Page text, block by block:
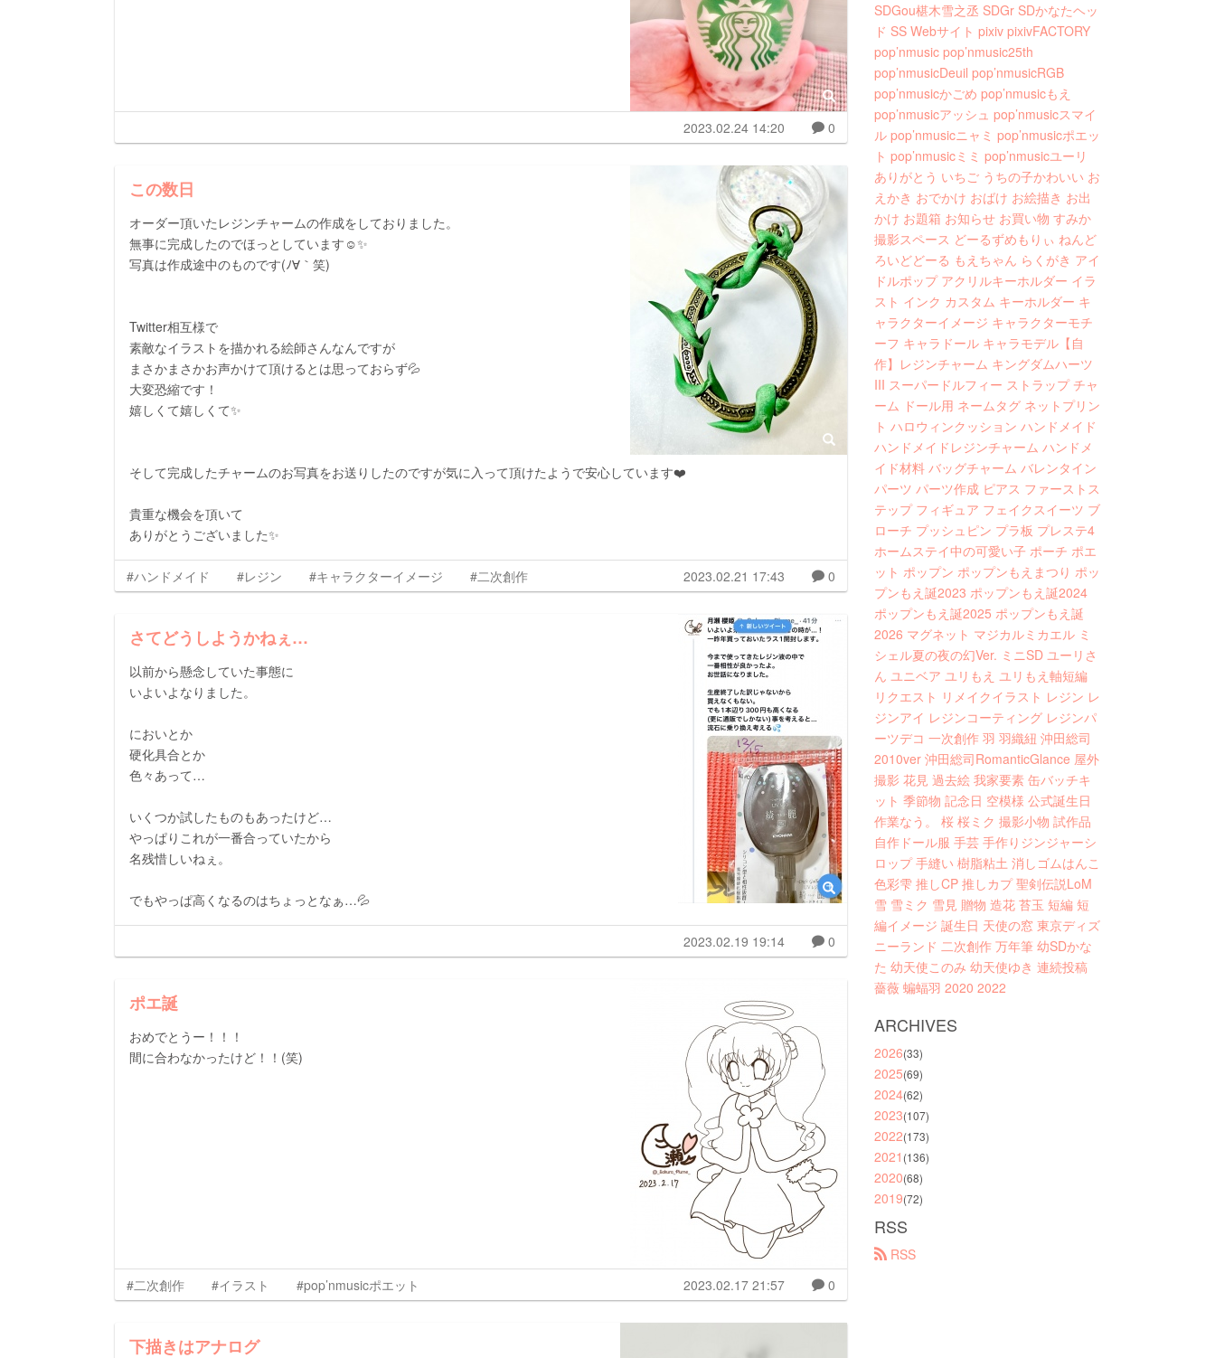
2023.02.24 14:20 0
この数日
オーダー頂いたレジンチャームの作成をしておりました。
無事に完成したのでほっとしています☺️✨
写真は作成途中のものです(ﾉ∀｀笑)
Twitter相互様で
素敵なイラストを描かれる絵師さんなんですが
まさかまさかお声かけて頂けるとは思っておらず💦
大変恐縮です！
嬉しくて嬉しくて✨
そして完成したチャームのお写真をお送りしたのですが気に入って頂けたようで安心しています❤️
貴重な機会を頂いて
ありがとうございました✨
#ハンドメイド #レジン #キャラクターイメージ #二次創作 2023.02.21 17:43 0
さてどうしようかねぇ…
以前から懸念していた事態に
いよいよなりました。
においとか
硬化具合とか
色々あって…
いくつか試したものもあったけど…
やっぱりこれが一番合っていたから
名残惜しいねぇ。
でもやっぱ高くなるのはちょっとなぁ…💦
2023.02.19 19:14 0
ポエ誕
おめでとうー！！！
間に合わなかったけど！！(笑)
#二次創作 #イラスト #pop’nmusicポエット 2023.02.17 21:57 0
下描きはアナログ
SDGou椹木雪之丞 SDGr SDかなたヘッ
ド SS Webサイト pixiv pixivFACTORY
pop’nmusic pop’nmusic25th
pop’nmusicDeuil pop’nmusicRGB
pop’nmusicかごめ pop’nmusicもえ
pop’nmusicアッシュ pop’nmusicスマイ
ル pop’nmusicニャミ pop’nmusicポエッ
ト pop’nmusicミミ pop’nmusicユーリ
ありがとう いちご うちの子かわいい お
えかき おでかけ おばけ お絵描き お出
かけ お題箱 お知らせ お買い物 すみか
撮影スペース どーるずめもりぃ ねんど
ろいどどーる もえちゃん らくがき アイ
ドルポップ アクリルキーホルダー イラ
スト インク カスタム キーホルダー キ
ャラクターイメージ キャラクターモチ
ーフ キャラドール キャラモデル【自
作】レジンチャーム キングダムハーツ
III スーパードルフィー ストラップ チャ
ーム ドール用 ネームタグ ネットプリン
ト ハロウィンクッション ハンドメイド
ハンドメイドレジンチャーム ハンドメ
イド材料 バッグチャーム バレンタイン
パーツ パーツ作成 ピアス ファーストス
テップ フィギュア フェイクスイーツ ブ
ローチ プッシュピン プラ板 プレステ4
ホームステイ中の可愛い子 ポーチ ポエ
ット ポップン ポップンもえまつり ポッ
プンもえ誕2023 ポップンもえ誕2024
ポップンもえ誕2025 ポップンもえ誕
2026 マグネット マジカルミカエル ミ
シェル夏の夜の幻Ver. ミニSD ユーリさ
ん ユニベア ユリもえ ユリもえ軸短編
リクエスト リメイクイラスト レジン レ
ジンアイ レジンコーティング レジンパ
ーツデコ 一次創作 羽 羽織紐 沖田総司
2010ver 沖田総司RomanticGlance 屋外
撮影 花見 過去絵 我家要素 缶バッチキ
ット 季節物 記念日 空模様 公式誕生日
作業なう。
桜 桜ミク 撮影小物 試作品
自作ドール服 手芸 手作りジンジャーシ
ロップ 手縫い 樹脂粘土 消しゴムはんこ
色彩雫 推しCP 推しカプ 聖剣伝説LoM
雪 雪ミク 雪見 贈物 造花 苔玉 短編 短
編イメージ 誕生日 天使の窓 東京ディズ
ニーランド 二次創作 万年筆 幼SDかな
た 幼天使このみ 幼天使ゆき 連続投稿
薔薇 蝙蝠羽 2020 2022
ARCHIVES
2026(33)
2025(69)
2024(62)
2023(107)
2022(173)
2021 (136)
2020(68)
2019(72)
RSS
RSS